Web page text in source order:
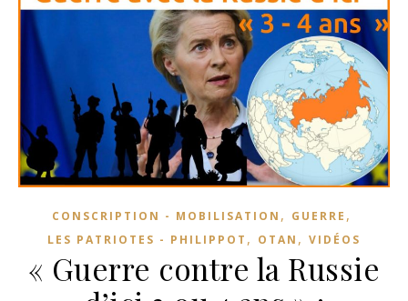
CONSCRIPTION - MOBILISATION , GUERRE ,
LES PATRIOTES - PHILIPPOT , OTAN , VIDÉOS
« Guerre contre la Russie